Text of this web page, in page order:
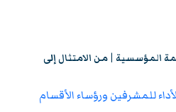
المؤسسية | من الامتثال إلى